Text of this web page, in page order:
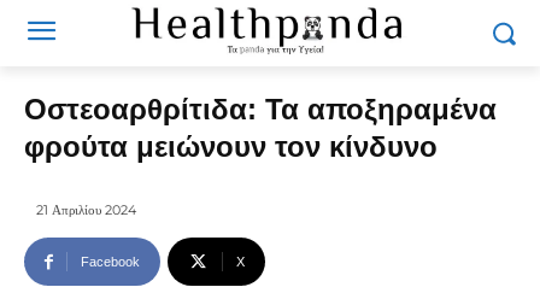
Οστεοαρθρίτιδα: Τα αποξηραμένα
φρούτα μειώνουν τον κίνδυνο
21 Απριλίου 2024
Facebook X